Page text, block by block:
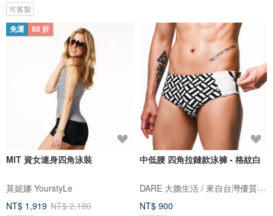
可客製
免運 88 折
MIT 資女連身四角泳裝
莫妮娜 YourstyLe
NT$ 1,919 NT$ 2,180
中低腰 四角拉鏈款泳褲 - 格紋白
DARE 大膽生活 / 來自台灣優質男性內著
NT$ 900